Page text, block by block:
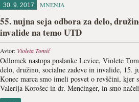
30. 9. 2017 MNENJA
55. nujna seja odbora za delo,
invalide na temo UTD
Avtor: Violeta Tomič
Odlomek nastopa poslanke Levice, Violete
delo, družino, socialne zadeve in invalide, 15.
Konec marca smo imeli posvet o revščini,
Valerija Korošec in dr. Mencinger, in smo